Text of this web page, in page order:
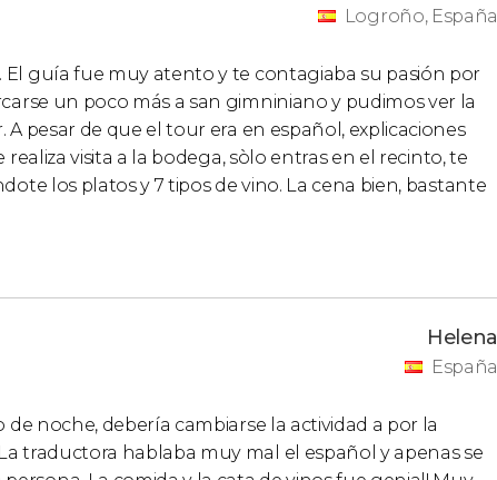
Logroño, España
El guía fue muy atento y te contagiaba su pasión por
un poco más a san gimniniano y pudimos ver la
pesar de que el tour era en español, explicaciones
visita a la bodega, sòlo entras en el recinto, te
los platos y 7 tipos de vino. La cena bien, bastante
Helena
España
de noche, debería cambiarse la actividad a por la
traductora hablaba muy mal el español y apenas se